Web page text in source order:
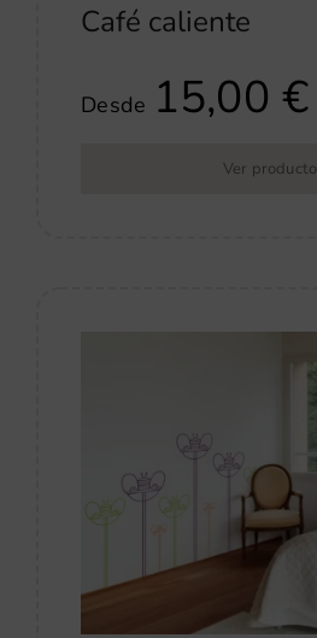
Café caliente
Desde 15,00€
Ver producto